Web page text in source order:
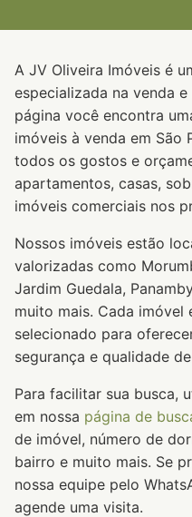
A JV Oliveira Imóveis é
especializada na venda
página você encontra
imóveis à venda em São
todos os gostos e
apartamentos, casas,
imóveis comerciais nos
Nossos imóveis estão
valorizadas como
Jardim Guedala,
muito mais. Cada imóvel
selecionado para
segurança e qualidade
Para facilitar sua busca,
em nossa página de
de imóvel, número de
bairro e muito mais. Se
nossa equipe pelo
agende uma visita.